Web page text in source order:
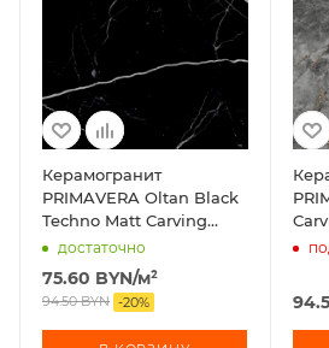
Керамогранит
PRIMAVERA Oltan Black
Techno Matt Carving
CR125 60х60 см
достаточно
75.60 BYN/м²
94.50BYN -20%